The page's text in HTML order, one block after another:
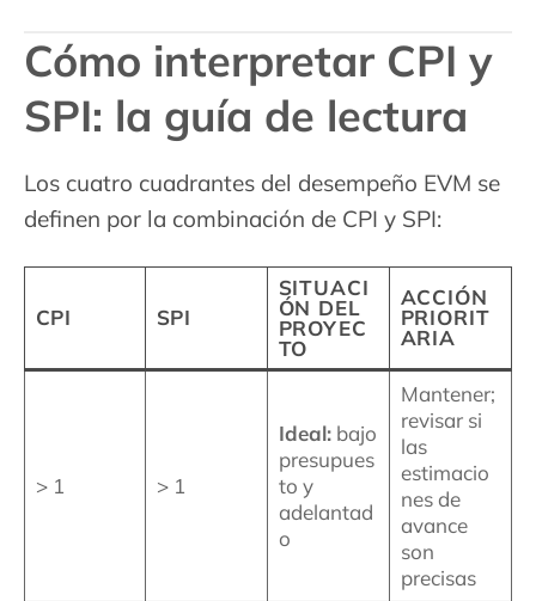
Cómo interpretar CPI y
SPI: la guía de lectura
Los cuatro cuadrantes del desempeño EVM se
definen por la combinación de CPI y SPI:
CPI SPI
SITUACI
ÓN DEL
PROYEC
TO
ACCIÓN
PRIORIT
ARIA
> 1 > 1
Ideal:bajo
presupues
to y
adelantad
o
Mantener;
revisar si
las
estimacio
nes de
avance
son
precisas